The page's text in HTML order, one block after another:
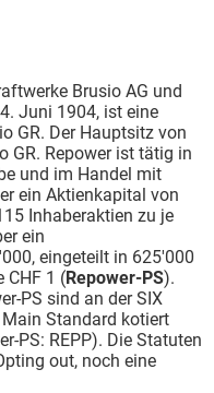
Brusio AG und
Juni 1904, ist eine
GR. Der Hauptsitz von
GR. Repower ist tätig in
und im Handel mit
ein Aktienkapital von
Inhaberaktien zu je
ein
eingeteilt in 625'000
CHF 1 (Repower-PS).
PS sind an der SIX
Standard kotiert
PS: REPP). Die Statuten
out, noch eine